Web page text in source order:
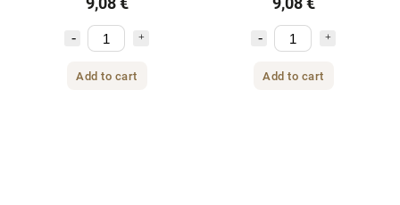
Add to cart Add to cart